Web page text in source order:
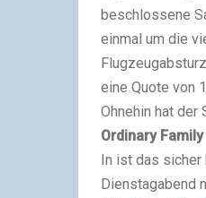
beschlossene
einmal um die
eine Quote von
Ohnehin hat
Ordinary Family
In ist das sicher
Dienstagabend